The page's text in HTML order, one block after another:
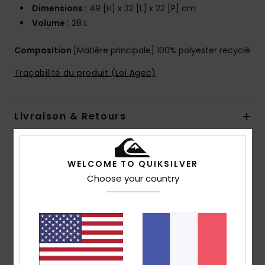
Dimensions : 49 [H] x 32 [L] x 22 [P] cm
Volume : 28 L
Composition [Matière principale] 100% polyester recyclé
Traçabilité du produit (Loi Agec)
Livraison & Retours
Avis clients
5.0
WELCOME TO QUIKSILVER
Choose your country